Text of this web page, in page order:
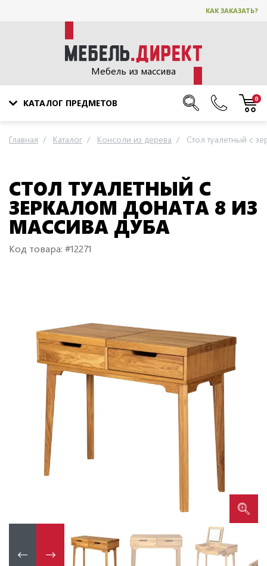
КАК ЗАКАЗАТЬ?
Мебель из массива
КАТАЛОГ ПРЕДМЕТОВ 0
Главная Каталог Консоли из дерева Стол туалетный с
СТОЛ ТУАЛЕТНЫЙ С
ЗЕРКАЛОМ ДОНАТА 8 ИЗ
МАССИВА ДУБА
Код товара: #12271